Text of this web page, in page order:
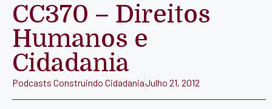
CC370 – Direitos
Humanos e
Cidadania
Podcasts Construindo CidadaniaJulho 21, 2012